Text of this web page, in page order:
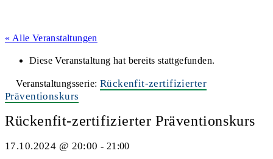
« Alle Veranstaltungen
Diese Veranstaltung hat bereits stattgefunden.
Veranstaltungsserie: Rückenfit-zertifizierter
Präventionskurs
Rückenfit-zertifizierter Präventionskurs
17.10.2024 @ 20:00 - 21:00